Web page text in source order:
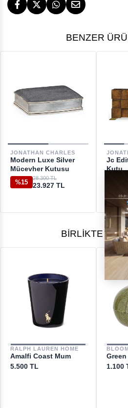
GERİ ÖDEMELER
DESTEK
[email protected]
BENZER
JONATHAN CHARLES
Modern Luxe Silver
Mücevher Kutusu
%15
28.300 TL
23.927 TL
Jc
Kutu
BIRLIKTE
RALPH LAUREN HOME
Amalfi Coast Mum
5.500 TL
Green
1.100